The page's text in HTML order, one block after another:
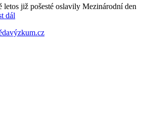
letos již pošesté oslavily Mezinárodní den
dál